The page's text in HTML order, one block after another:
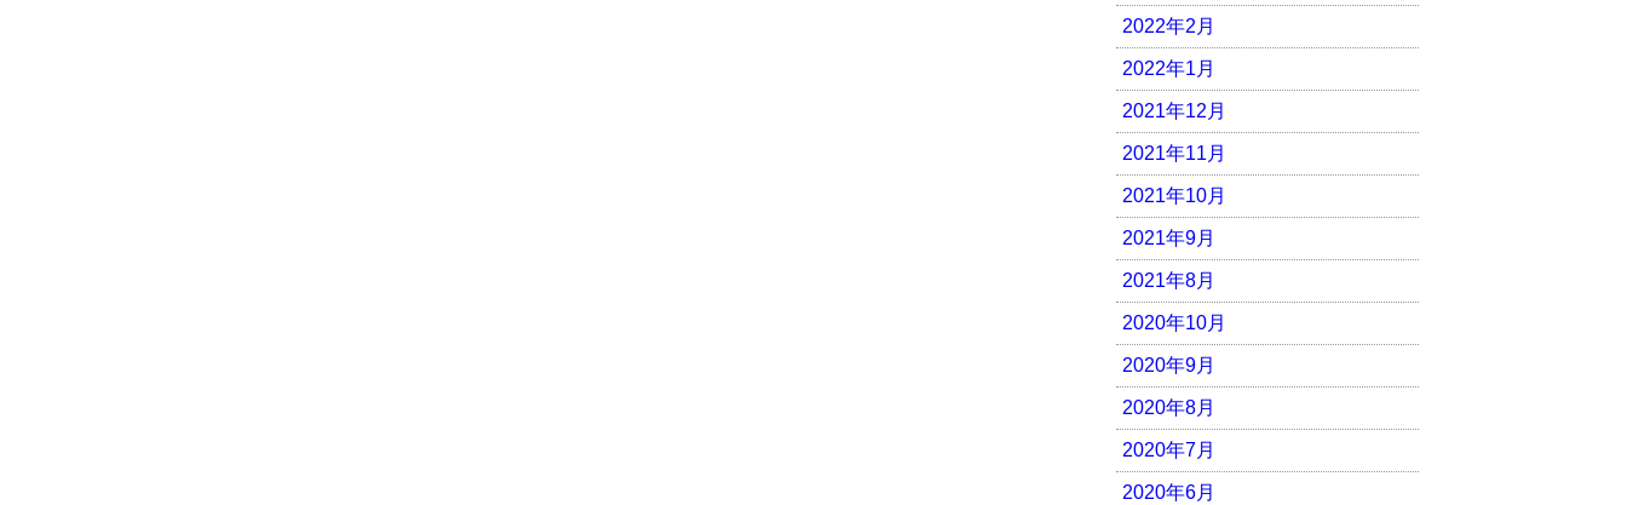
2022年2月
2022年1月
2021年12月
2021年11月
2021年10月
2021年9月
2021年8月
2020年10月
2020年9月
2020年8月
2020年7月
2020年6月